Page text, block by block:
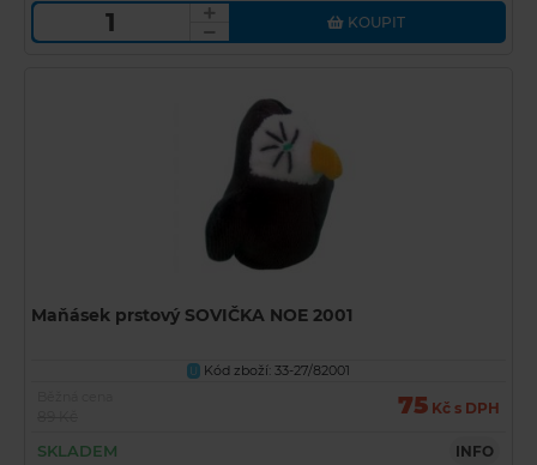
KOUPIT
Maňásek prstový SOVIČKA NOE 2001
U
Kód zboží: 33-27/82001
75 Kč s DPH
SKLADEM INFO